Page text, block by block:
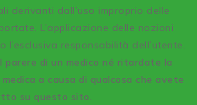
derivanti dall’uso improprio delle
L’applicazione delle nozioni
l’esclusiva responsabilità dell’utente.
parere di un medico né ritardate la
a causa di qualcosa che avete
su questo sito.